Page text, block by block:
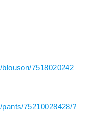
7518020242
75210028428/?